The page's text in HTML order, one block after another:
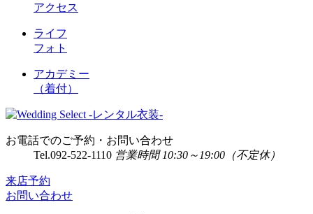
アクセス
ライフ
フォト
アカデミー
（着付）
お電話でのご予約・お問い合わせ
Tel.092-522-1110 営業時間 10:30～19:00（不定休）
来店予約
お問い合わせ